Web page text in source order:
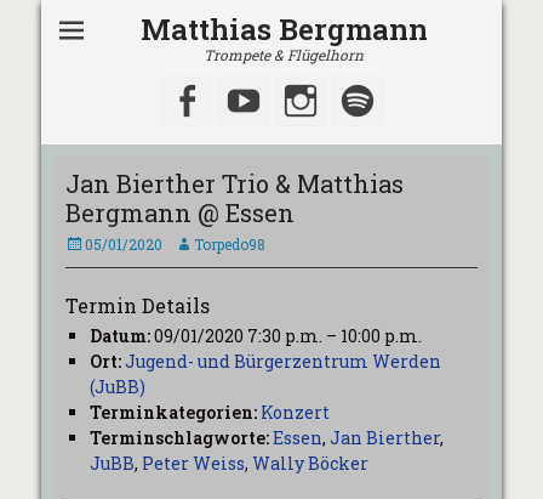
Matthias Bergmann
Trompete & Flügelhorn
Facebook
YouTubeInstagram
Jan Bierther Trio & Matthias
Bergmann @ Essen
Veröffentlicht
am
05/01/2020 AutorTorpedo98
Termin Details
Datum:09/01/2020 7:30 p.m. – 10:00 p.m.
Ort:Jugend- und Bürgerzentrum Werden
(JuBB)
Terminkategorien: Konzert
Terminschlagworte:Essen, Jan Bierther,
JuBB, Peter Weiss, Wally Böcker